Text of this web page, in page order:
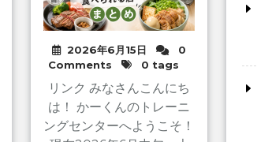
2026年6月15日
0
Comments
0 tags
リンク みなさんこんにち
は！ かーくんのトレーニ
ングセンターへようこそ！